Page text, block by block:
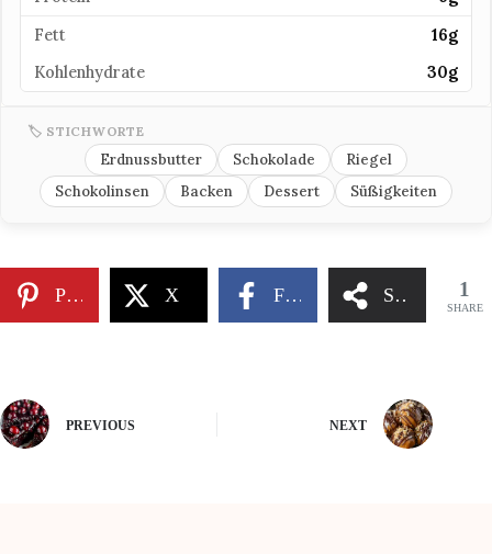
Fett
16g
Kohlenhydrate
30g
🏷 STICHWORTE
Erdnussbutter Schokolade
Riegel
Schokolinsen
Backen Dessert Süßigkeiten
Pinterest X Facebook Share 1
SHARE
PREVIOUS NEXT